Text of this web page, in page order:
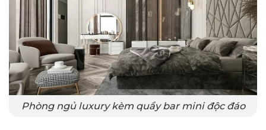
Phòng ngủ luxury kèm quầy bar mini độc đáo